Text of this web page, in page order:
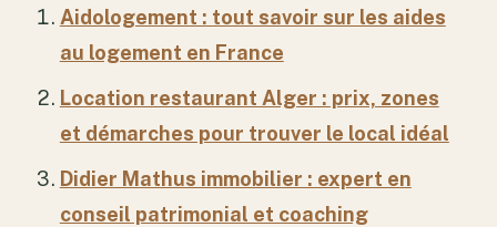
Aidologement : tout savoir sur les aides
au logement en France
Location restaurant Alger : prix, zones
et démarches pour trouver le local idéal
Didier Mathus immobilier : expert en
conseil patrimonial et coaching